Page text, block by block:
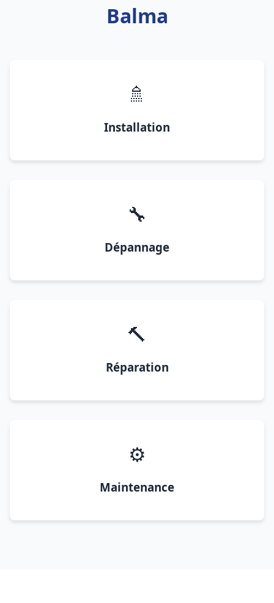
Balma
🚿
Installation
🔧
Dépannage
🔨
Réparation
⚙️
Maintenance